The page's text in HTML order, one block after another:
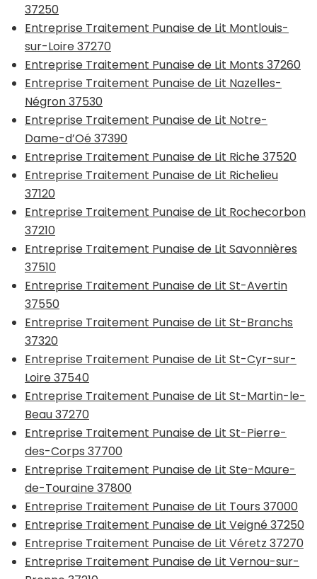
37250
Entreprise Traitement Punaise de Lit Montlouis-
sur-Loire 37270
Entreprise Traitement Punaise de Lit Monts 37260
Entreprise Traitement Punaise de Lit Nazelles-
Négron 37530
Entreprise Traitement Punaise de Lit Notre-
Dame-d’Oé 37390
Entreprise Traitement Punaise de Lit Riche 37520
Entreprise Traitement Punaise de Lit Richelieu
37120
Entreprise Traitement Punaise de Lit Rochecorbon
37210
Entreprise Traitement Punaise de Lit Savonnières
37510
Entreprise Traitement Punaise de Lit St-Avertin
37550
Entreprise Traitement Punaise de Lit St-Branchs
37320
Entreprise Traitement Punaise de Lit St-Cyr-sur-
Loire 37540
Entreprise Traitement Punaise de Lit St-Martin-le-
Beau 37270
Entreprise Traitement Punaise de Lit St-Pierre-
des-Corps 37700
Entreprise Traitement Punaise de Lit Ste-Maure-
de-Touraine 37800
Entreprise Traitement Punaise de Lit Tours 37000
Entreprise Traitement Punaise de Lit Veigné 37250
Entreprise Traitement Punaise de Lit Véretz 37270
Entreprise Traitement Punaise de Lit Vernou-sur-